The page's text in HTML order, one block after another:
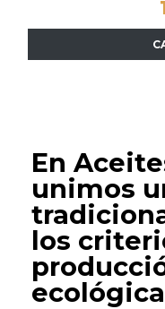
En
unimos
los